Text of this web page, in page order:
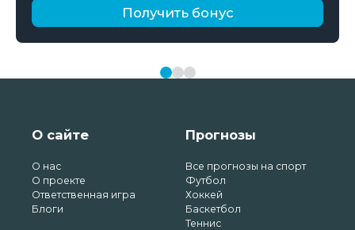
Получить бонус
О сайте
О нас
О проекте
Ответственная игра
Блоги
Прогнозы
Все прогнозы на спорт
Футбол
Хоккей
Баскетбол
Теннис